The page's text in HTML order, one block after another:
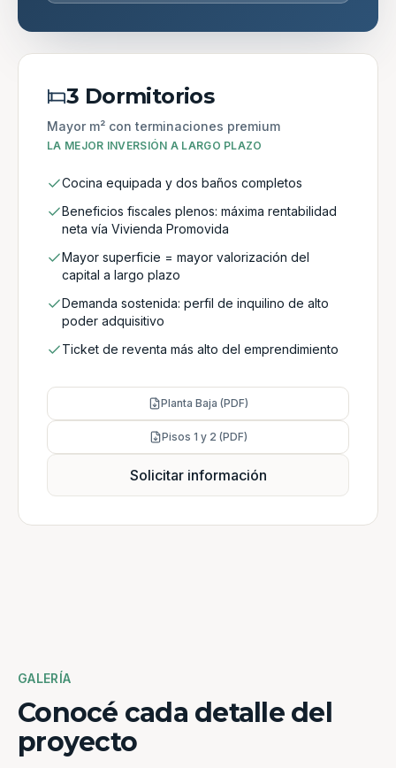
3 Dormitorios
Mayor m² con terminaciones premium
LA MEJOR INVERSIÓN A LARGO PLAZO
Cocina equipada y dos baños completos
Beneficios fiscales plenos: máxima rentabilidad
neta vía Vivienda Promovida
Mayor superficie = mayor valorización del
capital a largo plazo
Demanda sostenida: perfil de inquilino de alto
poder adquisitivo
Ticket de reventa más alto del emprendimiento
Planta Baja (PDF)
Pisos 1 y 2 (PDF)
Solicitar información
GALERÍA
Conocé cada detalle del
proyecto